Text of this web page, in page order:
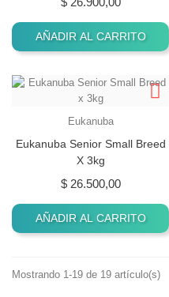
AÑADIR AL CARRITO
Eukanuba
Eukanuba Senior Small Breed
X 3kg
$ 26.500,00Precio
AÑADIR AL CARRITO
Mostrando 1-19 de 19 artículo(s)